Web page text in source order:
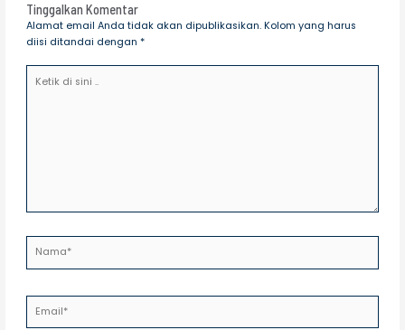
Tinggalkan Komentar
Alamat email Anda tidak akan dipublikasikan. Kolom yang harus
diisi ditandai dengan *